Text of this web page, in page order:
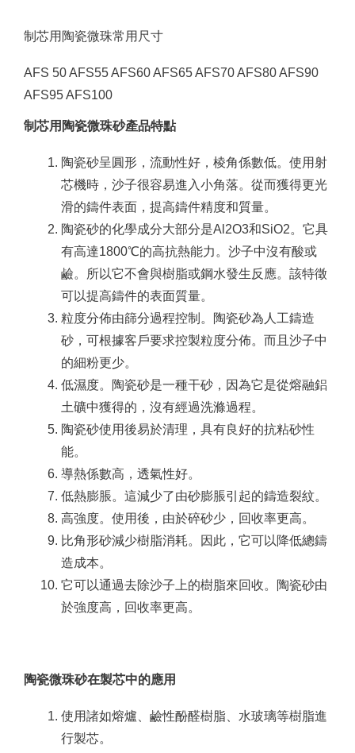
制芯用陶瓷微珠常用尺寸
AFS 50 AFS55 AFS60 AFS65 AFS70 AFS80 AFS90
AFS95 AFS100
制芯用陶瓷微珠砂產品特點
陶瓷砂呈圓形，流動性好，棱角係數低。 使用射
芯機時，沙子很容易進入小角落。 從而獲得更光
滑的鑄件表面，提高鑄件精度和質量。
陶瓷砂的化學成分大部分是Al2O3和SiO2。 它具
有高達1800℃的高抗熱能力。 沙子中沒有酸或
鹼。
所以它不會與樹脂或鋼水發生反應。 該特徵
可以提高鑄件的表面質量。
粒度分佈由篩分過程控制。
陶瓷砂為人工鑄造
砂，可根據客戶要求控製粒度分佈。 而且沙子中
的細粉更少。
低濕度。
陶瓷砂是一種干砂，因為它是從熔融鋁
土礦中獲得的，沒有經過洗滌過程。
陶瓷砂使用後易於清理，具有良好的抗粘砂性
能。
導熱係數高，透氣性好。
低熱膨脹。 這減少了由砂膨脹引起的鑄造裂紋。
高強度。 使用後，由於碎砂少，回收率更高。
比角形砂減少樹脂消耗。
因此，它可以降低總鑄
造成本。
它可以通過去除沙子上的樹脂來回收。
陶瓷砂由
於強度高，回收率更高。
陶瓷微珠砂在製芯中的應用
使用諸如熔爐、鹼性酚醛樹脂、水玻璃等樹脂進
行製芯。